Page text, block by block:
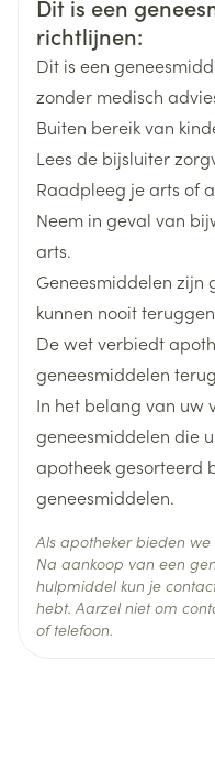
Merken
Breedte 76 mm
Lengte
Diepte 68 mm
Ingrediënten
Behoud
Dit is een
richtlijnen:
Dit is een
zonder medisch
Buiten bereik van
Lees de bijsluiter
Raadpleeg je arts of
Neem in geval van
arts.
Geneesmiddelen zijn
kunnen nooit
De wet verbiedt
geneesmiddelen
In het belang van uw
geneesmiddelen die
apotheek gesorteerd
geneesmiddelen.
Als apotheker bieden
Na aankoop van een
hulpmiddel kun je
hebt. Aarzel niet om
of telefoon.